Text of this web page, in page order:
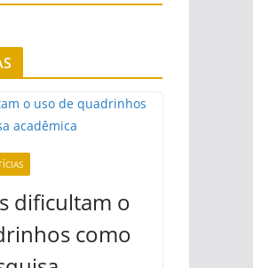
dificultam o
como